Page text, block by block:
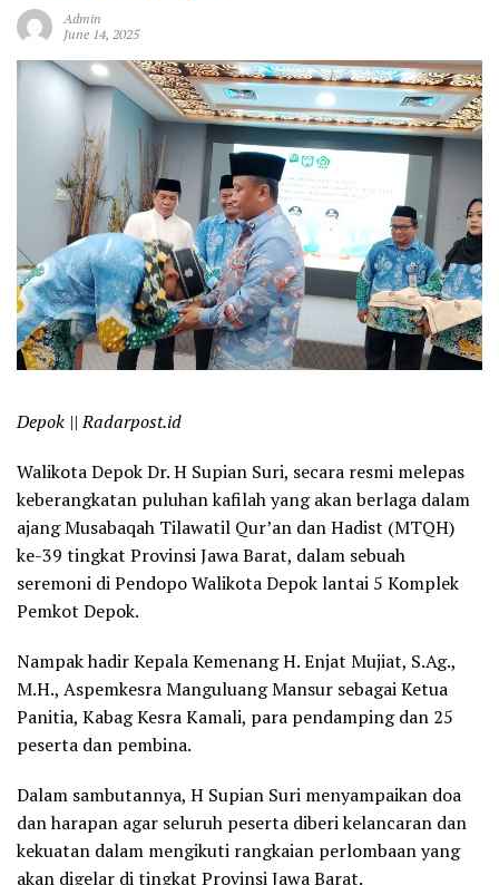
Admin
June 14, 2025
Depok || Radarpost.id
Walikota Depok Dr. H Supian Suri, secara resmi melepas
keberangkatan puluhan kafilah yang akan berlaga dalam
ajang Musabaqah Tilawatil Qur’an dan Hadist (MTQH)
ke-39 tingkat Provinsi Jawa Barat, dalam sebuah
seremoni di Pendopo Walikota Depok lantai 5 Komplek
Pemkot Depok.
Nampak hadir Kepala Kemenang H. Enjat Mujiat, S.Ag.,
M.H., Aspemkesra Manguluang Mansur sebagai Ketua
Panitia, Kabag Kesra Kamali, para pendamping dan 25
peserta dan pembina.
Dalam sambutannya, H Supian Suri menyampaikan doa
dan harapan agar seluruh peserta diberi kelancaran dan
kekuatan dalam mengikuti rangkaian perlombaan yang
akan digelar di tingkat Provinsi Jawa Barat.